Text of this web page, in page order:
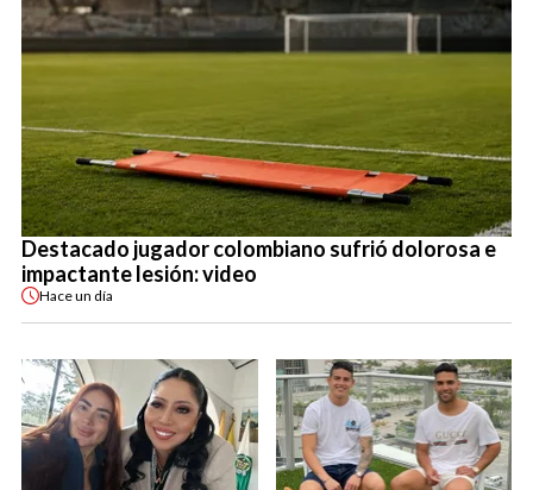
Destacado jugador colombiano sufrió dolorosa e
impactante lesión: video
Haceun día